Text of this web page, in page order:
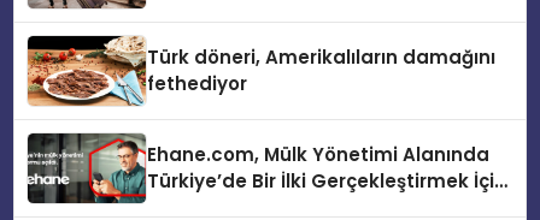
Türk döneri, Amerikalıların damağını
fethediyor
Ehane.com, Mülk Yönetimi Alanında
Türkiye’de Bir İlki Gerçekleştirmek İçin